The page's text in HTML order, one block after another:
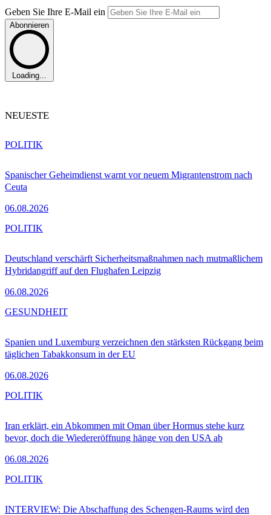
Geben Sie Ihre E-Mail ein
Abonnieren
Loading...
NEUESTE
Spanischer Geheimdienst warnt vor neuem Migrantenstrom nach
Ceuta
06.08.2026
POLITIK
Deutschland verschärft Sicherheitsmaßnahmen nach mutmaßlichem
Hybridangriff auf den Flughafen Leipzig
06.08.2026
POLITIK
Spanien und Luxemburg verzeichnen den stärksten Rückgang beim
täglichen Tabakkonsum in der EU
06.08.2026
GESUNDHEIT
Iran erklärt, ein Abkommen mit Oman über Hormus stehe kurz
bevor, doch die Wiedereröffnung hänge von den USA ab
06.08.2026
POLITIK
INTERVIEW: Die Abschaffung des Schengen-Raums wird den
POLITIK